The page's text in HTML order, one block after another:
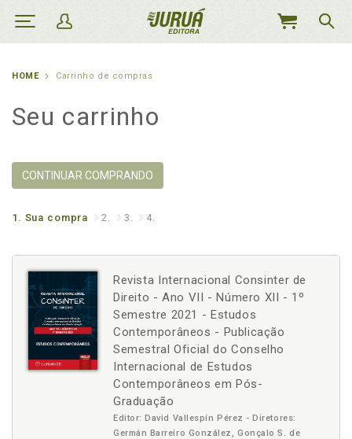
MEU
HOME Carrinho de compras
Seu carrinho
CONTINUAR COMPRANDO
1. Sua compra 2. 3. 4.
Revista Internacional Consinter de
Direito - Ano VII - Número XII - 1º
Semestre 2021 - Estudos
Contemporâneos - Publicação
Semestral Oficial do Conselho
Internacional de Estudos
Contemporâneos em Pós-
Graduação
Editor: David Vallespín Pérez - Diretores:
Germán Barreiro González, Gonçalo S. de